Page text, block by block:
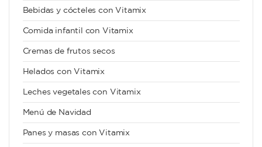
Bebidas y cócteles con Vitamix
Comida infantil con Vitamix
Cremas de frutos secos
Helados con Vitamix
Leches vegetales con Vitamix
Menú de Navidad
Panes y masas con Vitamix